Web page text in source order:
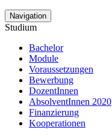
Navigation
Studium
Bachelor
Module
Voraussetzungen
Bewerbung
DozentInnen
AbsolventInnen 2020
Finanzierung
Kooperationen